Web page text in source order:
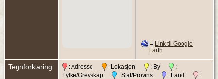
= Link til Google
Earth
Tegnforklaring : Adresse : Lokasjon : By
:
Fylke/Grevskap
: Stat/Provins : Land
: